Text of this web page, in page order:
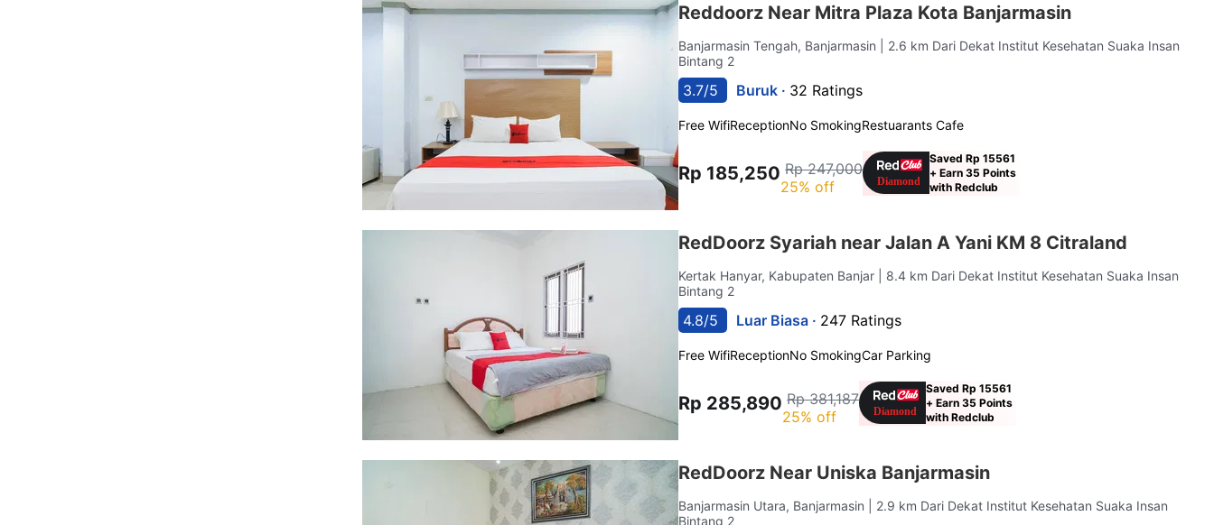
Reddoorz Near Mitra Plaza Kota Banjarmasin
Banjarmasin Tengah, Banjarmasin
| 2.6 km Dari Dekat Institut Kesehatan Suaka Insan
Bintang 2
3.7/5 Buruk · 32 Ratings
Free WifiReceptionNo SmokingRestuarants Cafe
Rp 185,250 Rp 247,000
25% off
Saved Rp 15561
+ Earn 35 Points
with Redclub
RedDoorz Syariah near Jalan A Yani KM 8 Citraland
Kertak Hanyar, Kabupaten Banjar
| 8.4 km Dari Dekat Institut Kesehatan Suaka Insan
Bintang 2
4.8/5 Luar Biasa · 247 Ratings
Free WifiReceptionNo SmokingCar Parking
Rp 285,890 Rp 381,187
25% off
Saved Rp 15561
+ Earn 35 Points
with Redclub
RedDoorz Near Uniska Banjarmasin
Banjarmasin Utara, Banjarmasin
| 2.9 km Dari Dekat Institut Kesehatan Suaka Insan
Bintang 2